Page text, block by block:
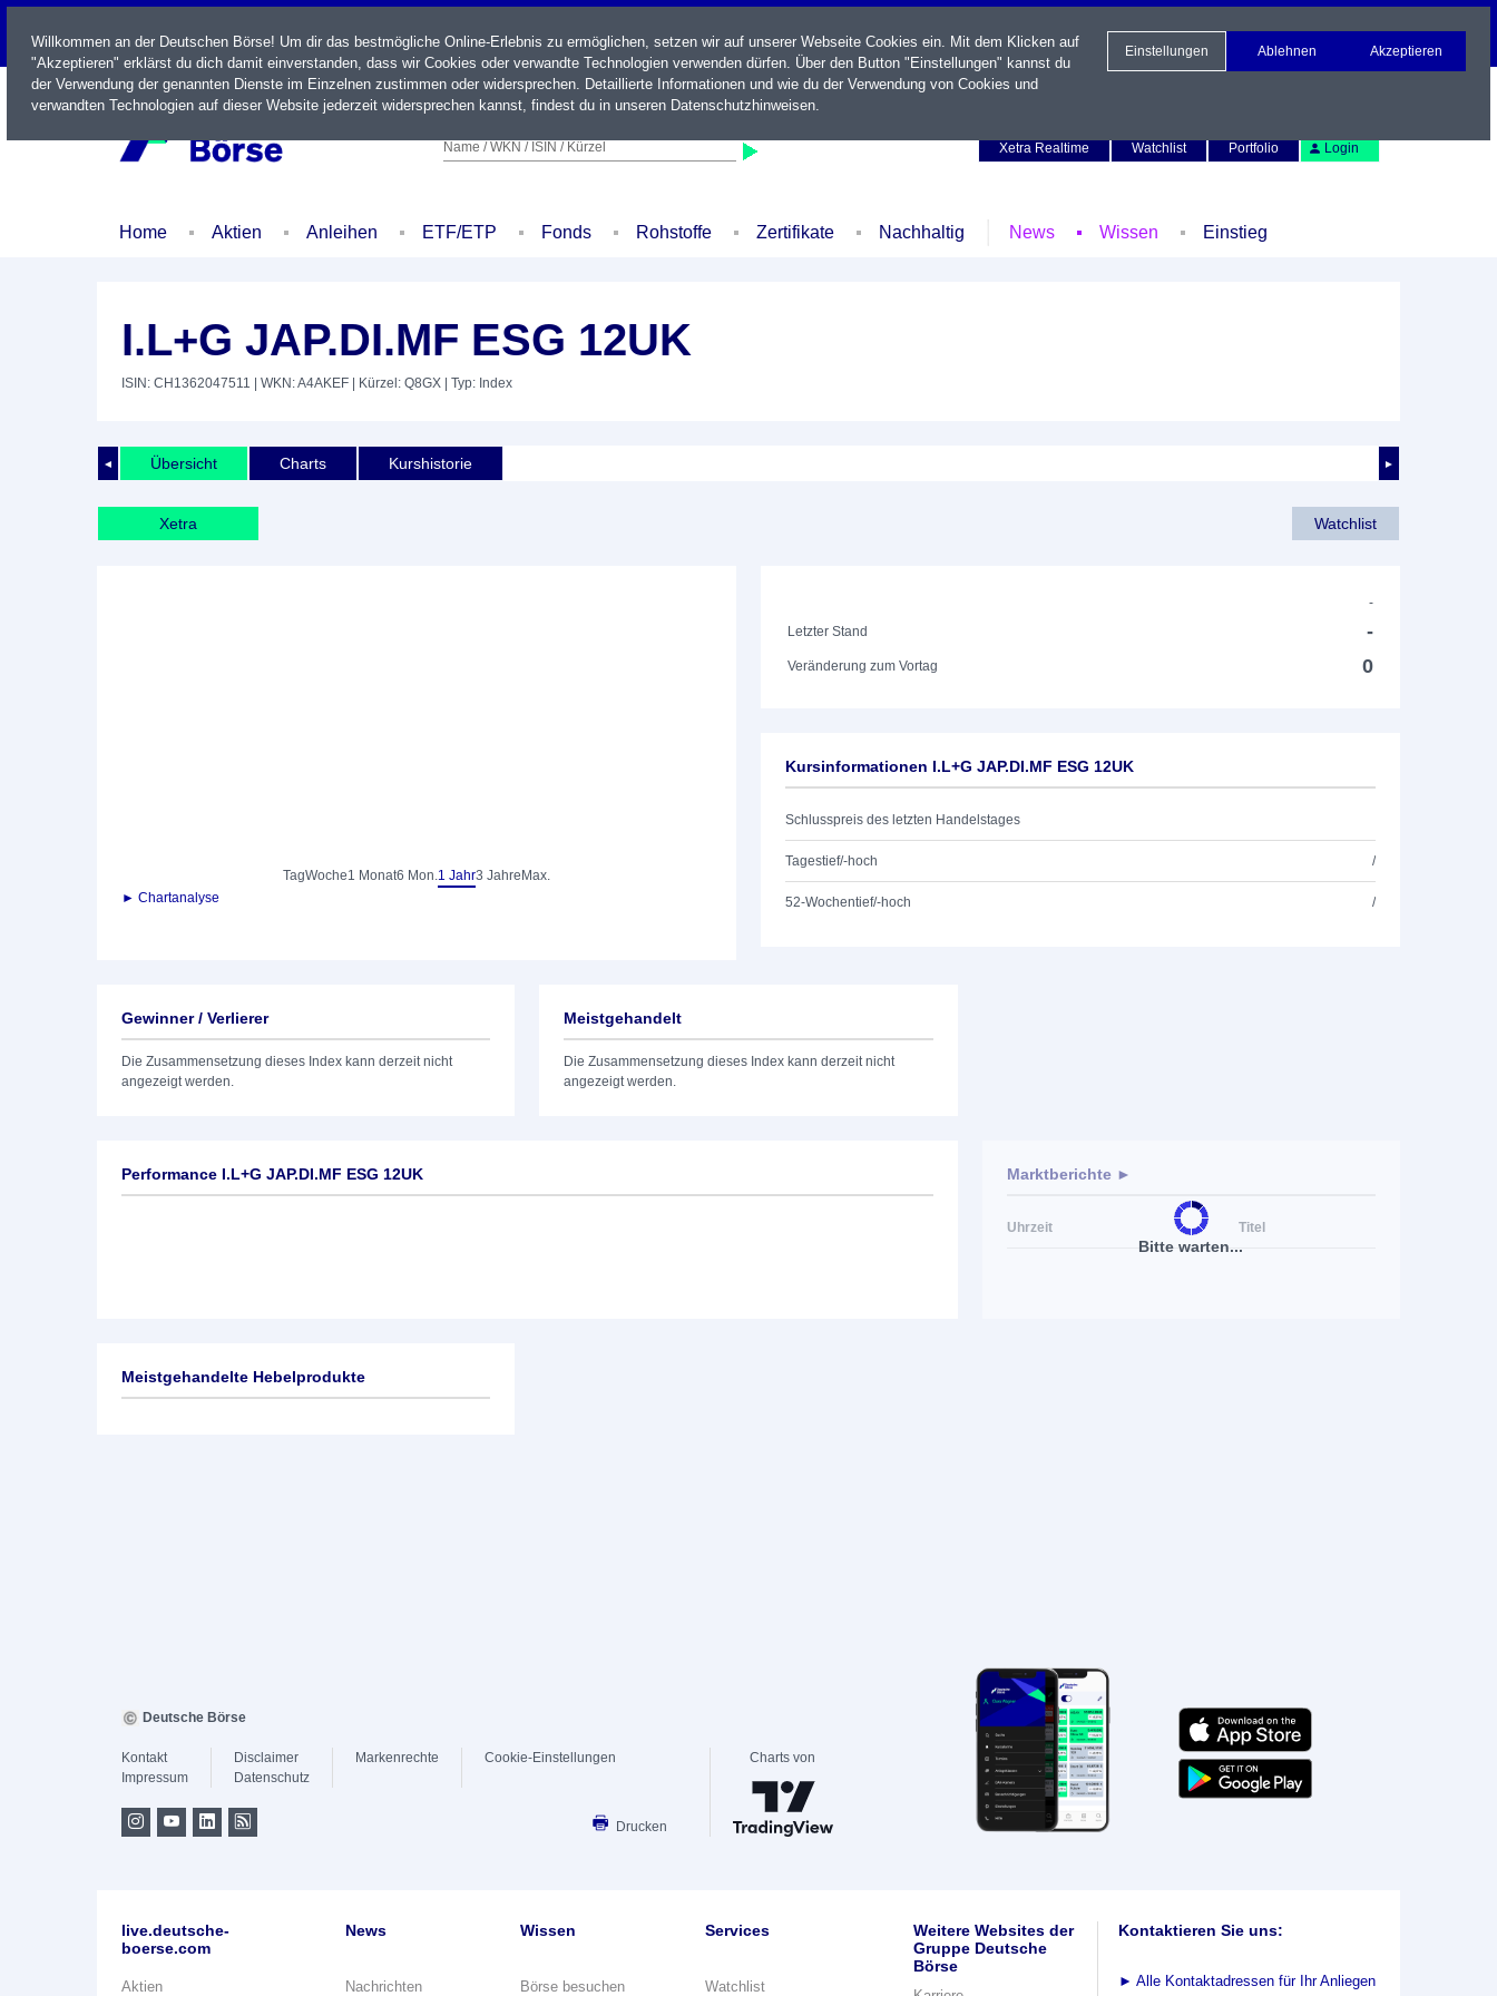
LIVE
Name / WKN / ISIN / Kürzel
Xetra Realtime
Watchlist Portfolio Login
Home Aktien Anleihen ETF/ETP Fonds Rohstoffe Zertifikate Nachhaltig News Wissen Einstieg
I.L+G JAP.DI.MF ESG 12UK
ISIN: CH1362047511 | WKN: A4AKEF | Kürzel: Q8GX | Typ: Index
◄ ►
Übersicht Charts Kurshistorie
Xetra Watchlist
TagWoche1 Monat6 Mon.1 Jahr3 Jahre Max.
► Chartanalyse
-
Letzter Stand
-
Veränderung zum Vortag 0
Kursinformationen I.L+G JAP.DI.MF ESG 12UK
Schlusspreis des letzten Handelstages
Tagestief/-hoch /
52-Wochentief/-hoch /
Gewinner / Verlierer
Die Zusammensetzung dieses Index kann derzeit nicht
angezeigt werden.
Meistgehandelt
Die Zusammensetzung dieses Index kann derzeit nicht
angezeigt werden.
Performance I.L+G JAP.DI.MF ESG 12UK
Bitte warten...
Marktberichte ►
Uhrzeit Titel
Meistgehandelte Hebelprodukte
Willkommen an der Deutschen Börse! Um dir das bestmögliche Online-Erlebnis zu ermöglichen, setzen wir auf unserer Webseite Cookies ein. Mit dem Klicken auf
"Akzeptieren" erklärst du dich damit einverstanden, dass wir Cookies oder verwandte Technologien verwenden dürfen. Über den Button "Einstellungen" kannst du
der Verwendung der genannten Dienste im Einzelnen zustimmen oder widersprechen. Detaillierte Informationen und wie du der Verwendung von Cookies und
verwandten Technologien auf dieser Website jederzeit widersprechen kannst, findest du in unseren Datenschutzhinweisen.
Einstellungen Ablehnen Akzeptieren
Deutsche Börse
Kontakt
Impressum
Disclaimer
Datenschutz
Markenrechte Cookie-Einstellungen
Drucken
Charts von
live.deutsche-
boerse.com
Aktien
News
Nachrichten
Wissen
Börse besuchen
Services
Watchlist
Weitere Websites der
Gruppe Deutsche
Börse
Kontaktieren Sie uns:
► Alle Kontaktadressen für Ihr Anliegen